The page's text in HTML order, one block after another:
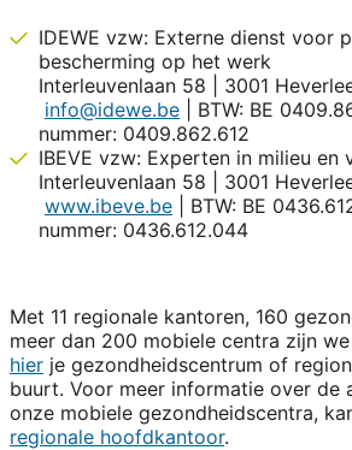
IDEWE vzw: Externe dienst voor
bescherming op het werk
Interleuvenlaan 58 | 3001
info@idewe.be | BTW: BE
nummer: 0409.862.612
IBEVE vzw: Experten in milieu en
Interleuvenlaan 58 | 3001
www.ibeve.be | BTW: BE
nummer: 0436.612.044
Met 11 regionale kantoren, 160
meer dan 200 mobiele centra zijn
hier je gezondheidscentrum of
buurt. Voor meer informatie over de
onze mobiele gezondheidscentra,
regionale hoofdkantoor.